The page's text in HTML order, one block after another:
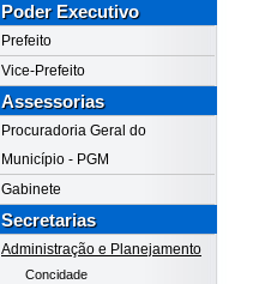
Poder Executivo
Prefeito
Vice-Prefeito
Assessorias
Procuradoria Geral do
Município - PGM
Gabinete
Secretarias
Administração e Planejamento
Concidade